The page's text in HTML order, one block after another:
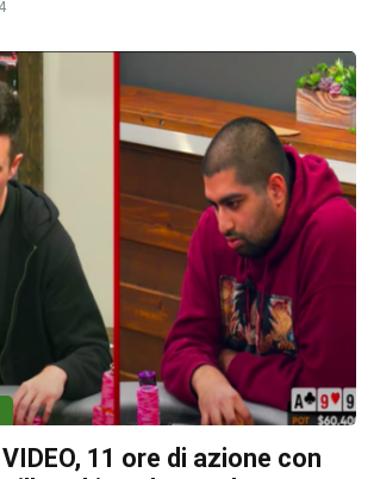
11 ore di azione con